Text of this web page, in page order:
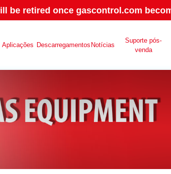
be retired once gascontrol.com
Aplicações Descarregamentos Notícias
Suporte pós-
venda